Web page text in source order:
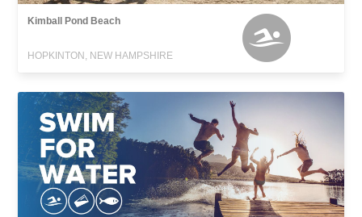
Kimball Pond Beach
HOPKINTON, NEW HAMPSHIRE